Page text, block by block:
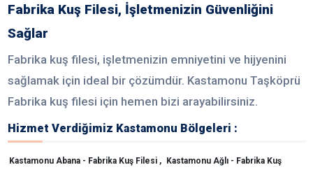
Fabrika Kuş Filesi, İşletmenizin Güvenliğini
Sağlar
Fabrika kuş filesi, işletmenizin emniyetini ve hijyenini
sağlamak için ideal bir çözümdür. Kastamonu Taşköprü
Fabrika kuş filesi için hemen bizi arayabilirsiniz.
Hizmet Verdiğimiz Kastamonu Bölgeleri :
Kastamonu Abana - Fabrika Kuş Filesi , Kastamonu Ağlı - Fabrika Kuş